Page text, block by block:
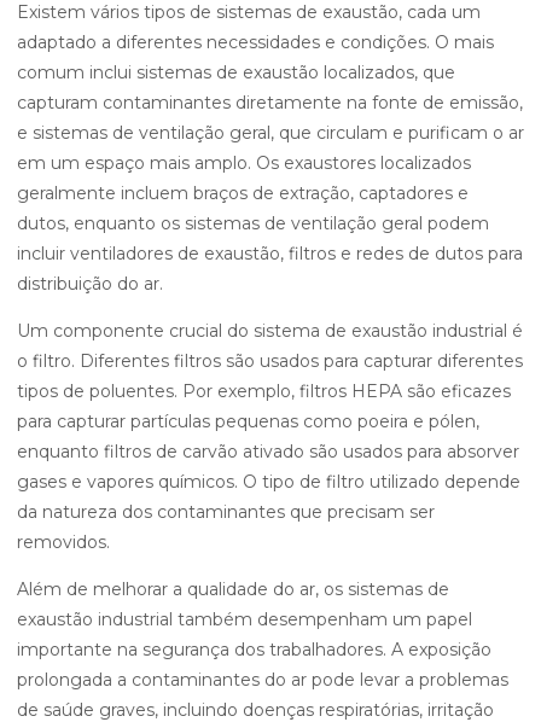
Existem vários tipos de sistemas de exaustão, cada um
adaptado a diferentes necessidades e condições. O mais
comum inclui sistemas de exaustão localizados, que
capturam contaminantes diretamente na fonte de emissão,
e sistemas de ventilação geral, que circulam e purificam o ar
em um espaço mais amplo. Os exaustores localizados
geralmente incluem braços de extração, captadores e
dutos, enquanto os sistemas de ventilação geral podem
incluir ventiladores de exaustão, filtros e redes de dutos para
distribuição do ar.
Um componente crucial do sistema de exaustão industrial é
o filtro. Diferentes filtros são usados para capturar diferentes
tipos de poluentes. Por exemplo, filtros HEPA são eficazes
para capturar partículas pequenas como poeira e pólen,
enquanto filtros de carvão ativado são usados para absorver
gases e vapores químicos. O tipo de filtro utilizado depende
da natureza dos contaminantes que precisam ser
removidos.
Além de melhorar a qualidade do ar, os sistemas de
exaustão industrial também desempenham um papel
importante na segurança dos trabalhadores. A exposição
prolongada a contaminantes do ar pode levar a problemas
de saúde graves, incluindo doenças respiratórias, irritação